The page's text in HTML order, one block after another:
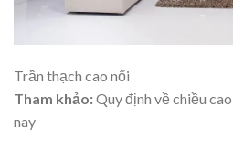
Trần thạch cao nổi
Tham khảo:Quy định về chiều
nay